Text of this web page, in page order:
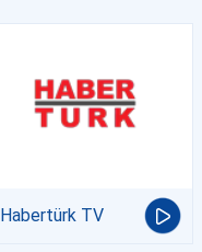
Habertürk TV